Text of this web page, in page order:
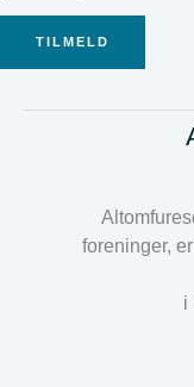
TILMELD
foreninger,
i